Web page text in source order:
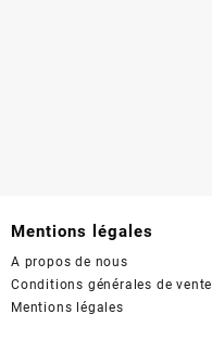
Mentions légales
A propos de nous
Conditions générales de vente
Mentions légales